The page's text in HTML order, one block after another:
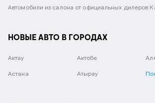
Автомобили из салона от официальных дилеров
НОВЫЕ АВТО В ГОРОДАХ
Актау Актобе
Астана Атырау